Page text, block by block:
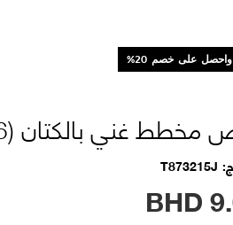
غني بالكتان (6-16 سنة)
T873215J
BHD